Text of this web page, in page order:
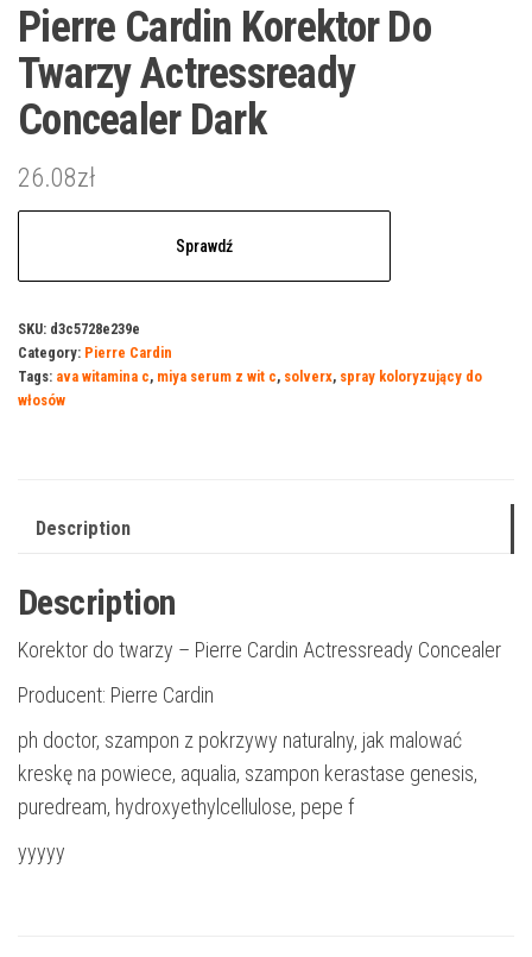
Pierre Cardin Korektor Do
Twarzy Actressready
Concealer Dark
26.08zł
Sprawdź
SKU: d3c5728e239e
Category: Pierre Cardin
Tags: ava witamina c, miya serum z wit c, solverx, spray koloryzujący do
włosów
Description
Description
Korektor do twarzy – Pierre Cardin Actressready Concealer
Producent: Pierre Cardin
ph doctor, szampon z pokrzywy naturalny, jak malować
kreskę na powiece, aqualia, szampon kerastase genesis,
puredream, hydroxyethylcellulose, pepe f
yyyyy